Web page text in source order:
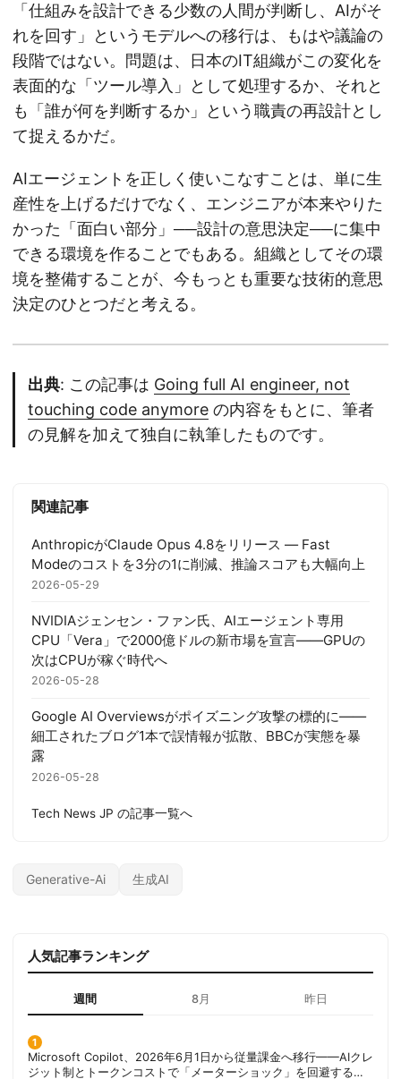
「仕組みを設計できる少数の人間が判断し、AIがそ
れを回す」というモデルへの移行は、もはや議論の
段階ではない。問題は、日本のIT組織がこの変化を
表面的な「ツール導入」として処理するか、それと
も「誰が何を判断するか」という職責の再設計とし
て捉えるかだ。
AIエージェントを正しく使いこなすことは、単に生
産性を上げるだけでなく、エンジニアが本来やりた
かった「面白い部分」──設計の意思決定──に集中
できる環境を作ることでもある。組織としてその環
境を整備することが、今もっとも重要な技術的意思
決定のひとつだと考える。
出典: この記事は Going full AI engineer, not
touching code anymore の内容をもとに、筆者
の見解を加えて独自に執筆したものです。
関連記事
AnthropicがClaude Opus 4.8をリリース — Fast
Modeのコストを3分の1に削減、推論スコアも大幅向上
2026-05-29
NVIDIAジェンセン・ファン氏、AIエージェント専用
CPU「Vera」で2000億ドルの新市場を宣言——GPUの
次はCPUが稼ぐ時代へ
2026-05-28
Google AI Overviewsがポイズニング攻撃の標的に——
細工されたブログ1本で誤情報が拡散、BBCが実態を暴
露
2026-05-28
Tech News JP の記事一覧へ
Generative-Ai 生成AI
人気記事ランキング
週間 8月 昨日
Microsoft Copilot、2026年6月1日から従量課金へ移行——AIクレ
ジット制とトークンコストで「メーターショック」を回避する方